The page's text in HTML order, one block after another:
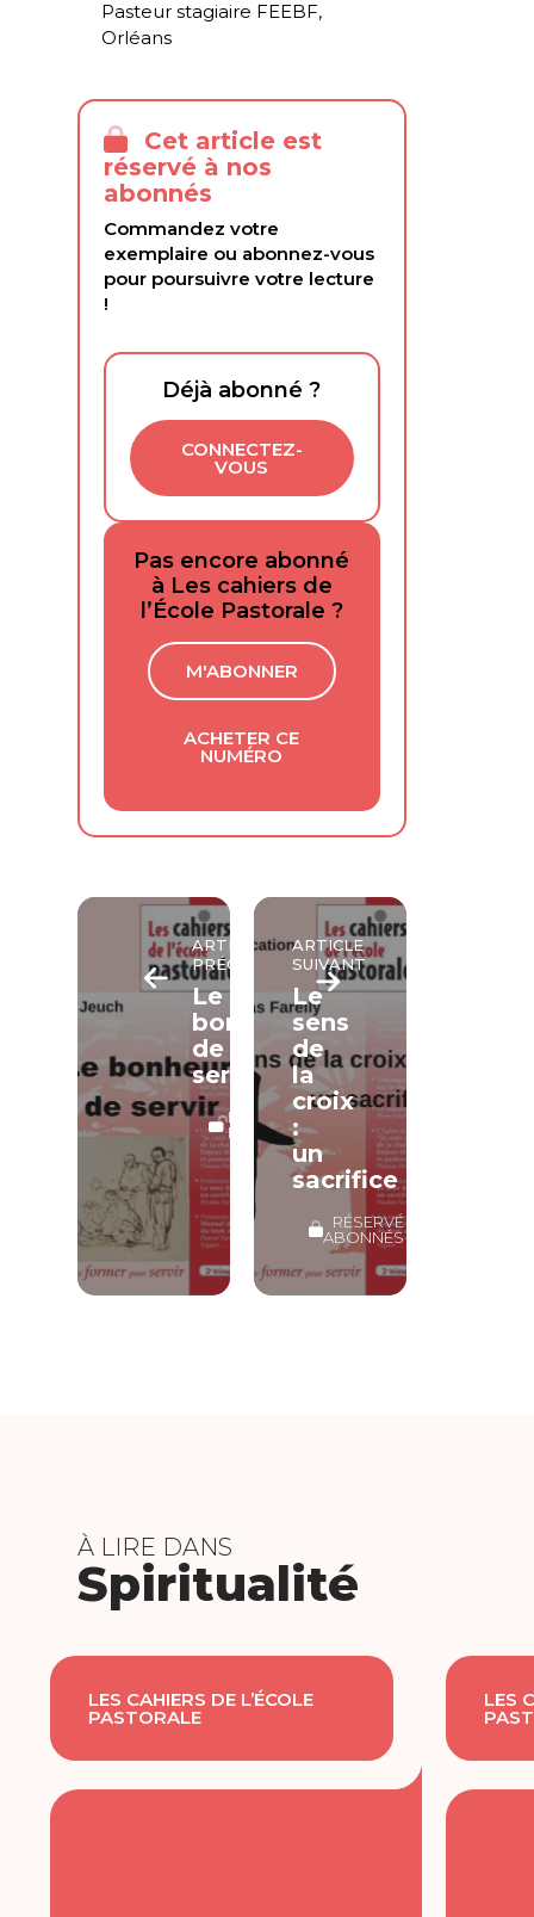
Pasteur stagiaire FEEBF,
Orléans
Cet article est
réservé à nos
abonnés
Commandez votre
exemplaire ou abonnez-vous
pour poursuivre votre lecture
!
Déjà abonné ?
CONNECTEZ-
VOUS
Pas encore abonné
à Les cahiers de
l’École Pastorale ?
M'ABONNER
ACHETER CE
NUMÉRO
ARTICLE
PRÉCÉDENT
Le
bonheur
de
servir
LECTURE
LIBRE
ARTICLE
SUIVANT
Le
sens
de
la
croix
:
un
sacrifice
RÉSERVÉ
ABONNÉS
À LIRE DANS
Spiritualité
LES CAHIERS DE L’ÉCOLE
PASTORALE
LES